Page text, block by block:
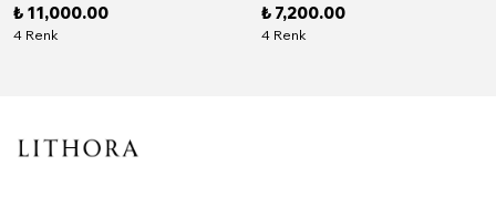
₺ 11,000.00
4 Renk
₺ 7,200.00
4 Renk